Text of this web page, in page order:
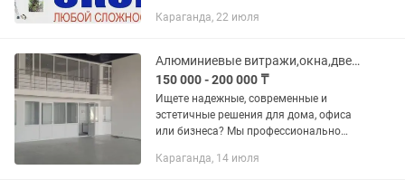
Германия,замена фурнитуры и
детей.ремонт москитных...
Караганда, 22 июля
Алюминиевые витражи,окна,двери, перегородки. Изготовление и монтаж
150 000 - 200 000 ₸
Ищете надежные, современные и
эстетичные решения для дома, офиса
или бизнеса? Мы профессионально
монтажом алюминиевых и
Караганда, 14 июля